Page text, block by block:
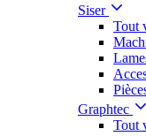
Siser
Tout
Graphtec
Tout